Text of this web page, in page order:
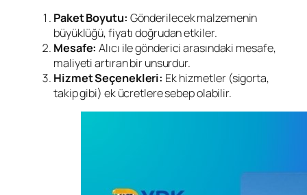
Paket Boyutu: Gönderilecek malzemenin
büyüklüğü, fiyatı doğrudan etkiler.
Mesafe: Alıcı ile gönderici arasındaki mesafe,
maliyeti artıran bir unsurdur.
Hizmet Seçenekleri: Ek hizmetler (sigorta,
takip gibi) ek ücretlere sebep olabilir.